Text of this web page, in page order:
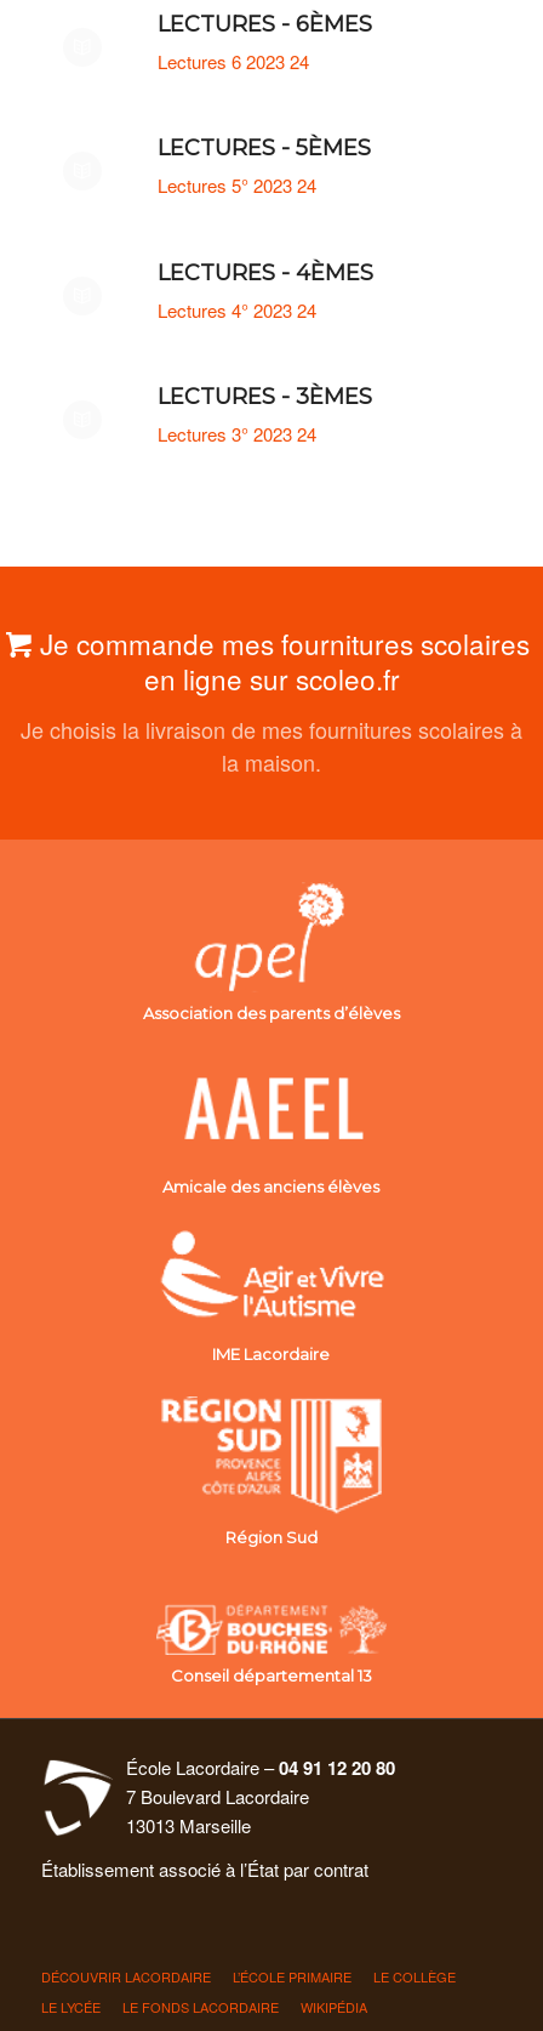
LECTURES - 6ÈMES
Lectures 6 2023 24
LECTURES - 5ÈMES
Lectures 5° 2023 24
LECTURES - 4ÈMES
Lectures 4° 2023 24
LECTURES - 3ÈMES
Lectures 3° 2023 24
Je commande mes fournitures scolaires
en ligne sur scoleo.fr
Je choisis la livraison de mes fournitures scolaires à
la maison.
Association des parents d’élèves
Amicale des anciens élèves
IME Lacordaire
Région Sud
Conseil départemental 13
École Lacordaire –04 91 12 20 80
7 Boulevard Lacordaire
13013 Marseille
Établissement associé à l’État par contrat
DÉCOUVRIR LACORDAIRE L’ÉCOLE PRIMAIRE
LE COLLÈGE
LE LYCÉE
LE FONDS LACORDAIRE
WIKIPÉDIA